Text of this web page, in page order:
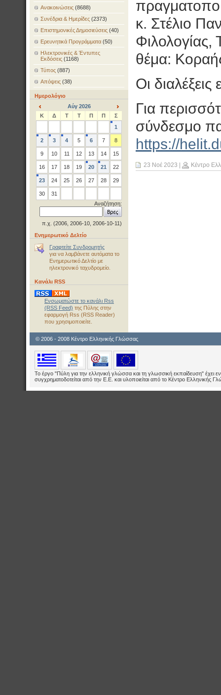
Ανακοινώσεις (8688)
Συνέδρια & Ημερίδες (2373)
Επιστημονικές Δημοσιεύσεις (40)
Ερευνητικά Προγράμματα (50)
Ηλεκτρονικές & Έντυπες
Εκδόσεις (1168)
Τύπος (887)
Απόψεις (38)
Ημερολόγιο
<
Αύγ 2026
>
Κ Δ Τ Τ Π Π
Σ
1
2 3 4 5 6 7 8
9 10 11 12 13 14 15
16 17 18 19 20 21 22
23 24 25 26 27 28 29
30
31
Αναζήτηση:
π.χ. (2006, 2006-10, 2006-10-11)
Ενημερωτικό Δελτίο
Γραφτείτε Συνδρομητής
για να λαμβάνετε αυτόματα το
Ενημερωτικό Δελτίο με
ηλεκτρονικό ταχυδρομείο.
Κανάλι RSS
Ενσωματώστε το κανάλι Rss
(RSS Feed) της Πύλης στην
εφαρμογή Rss (RSS Reader)
που χρησιμοποιείτε.
κ. Στέλιο
Φιλολογίας,
θέμα:
Οι διαλέξεις
Για
σύνδεσμο
https://
23 Νοέ 2023 Κέντρο
© 2006 - 2008 Κέντρο Ελληνικής Γλώσσας
Το έργο "Πύλη για την ελληνική γλώσσα και τη γλωσσική εκπαίδευση" έχει
συγχρηματοδοτείται από την Ε.E. και υλοποιείται από το Κέντρο Ελληνικής